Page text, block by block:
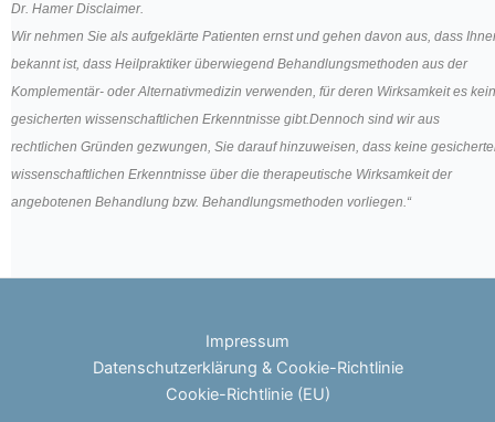
Dr. Hamer Disclaimer.
Wir nehmen Sie als aufgeklärte Patienten ernst und gehen davon aus, dass
bekannt ist, dass Heilpraktiker überwiegend Behandlungsmethoden aus der
Komplementär- oder Alternativmedizin verwenden, für deren Wirksamkeit es
gesicherten wissenschaftlichen Erkenntnisse gibt.Dennoch sind wir aus
rechtlichen Gründen gezwungen, Sie darauf hinzuweisen, dass keine
wissenschaftlichen Erkenntnisse über die therapeutische Wirksamkeit der
angebotenen Behandlung bzw. Behandlungsmethoden vorliegen.“
Impressum
Datenschutzerklärung & Cookie-Richtlinie
Cookie-Richtlinie (EU)